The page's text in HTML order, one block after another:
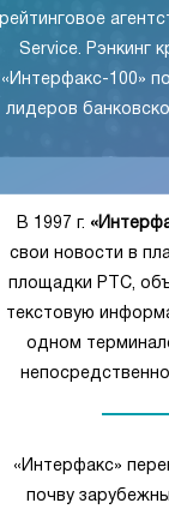
рейтинговое
Service. Рэнкинг
«Интерфакс-100»
лидеров
В 1997 г.
свои новости в
площадки РТС,
текстовую
одном
«Интерфакс»
почву